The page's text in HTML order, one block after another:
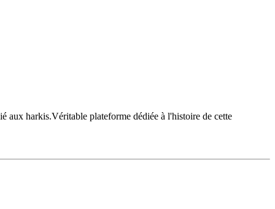
aux harkis.Véritable plateforme dédiée à l'histoire de cette